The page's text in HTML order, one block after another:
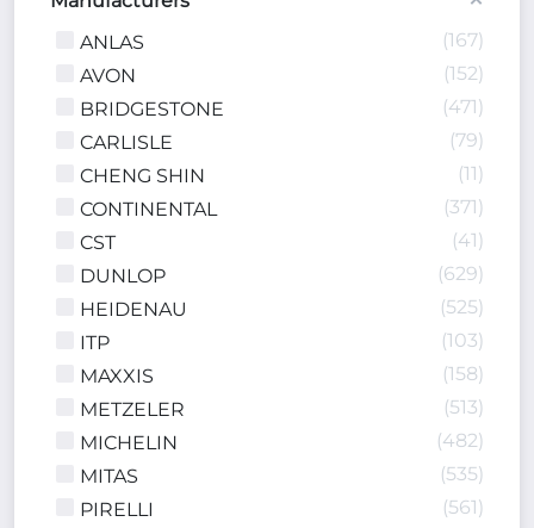
ANLAS
167
AVON
152
BRIDGESTONE
471
CARLISLE
79
CHENG SHIN
11
CONTINENTAL
371
CST
41
DUNLOP
629
HEIDENAU
525
ITP
103
MAXXIS
158
METZELER
513
MICHELIN
482
MITAS
535
PIRELLI
561